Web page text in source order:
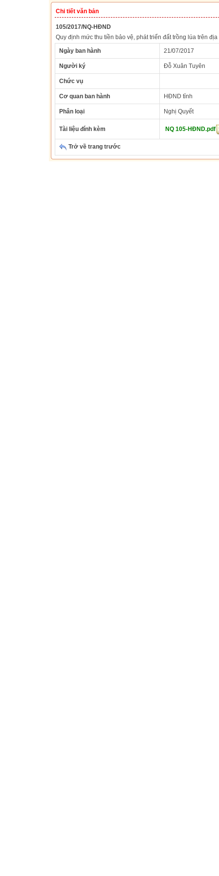
Chi tiết văn bản
105/2017/NQ-HĐND
Quy định mức thu tiền bảo vệ, phát triển đất trồng lúa trên
Ngày ban hành
21/07/2017
Người ký Đỗ Xuân Tuyên
Chức vụ
Cơ quan ban hành HĐND tỉnh
Phân loại Nghị Quyết
Tài liệu đính kèm NQ 105-HĐND.pdf
Trở về trang trước